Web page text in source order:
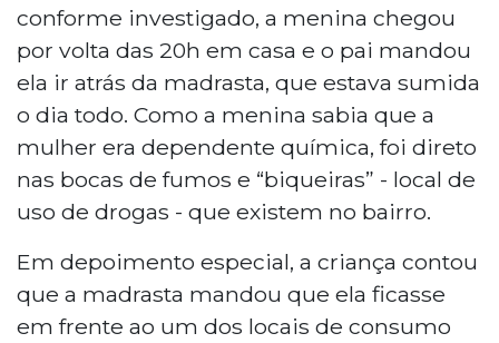
conforme investigado, a menina chegou
por volta das 20h em casa e o pai mandou
ela ir atrás da madrasta, que estava sumida
o dia todo. Como a menina sabia que a
mulher era dependente química, foi direto
nas bocas de fumos e “biqueiras” - local de
uso de drogas - que existem no bairro.
Em depoimento especial, a criança contou
que a madrasta mandou que ela ficasse
em frente ao um dos locais de consumo